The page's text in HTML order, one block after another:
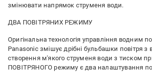
змінювати напрямок струменя води.
ДВА ПОВІТРЯНИХ РЕЖИМУ
Оригінальна технологія управління водним
Panasonic змішує дрібні бульбашки повітря
створення м'якого струменя води з тиском
ПОВІТРЯНОГО режиму є два налаштування